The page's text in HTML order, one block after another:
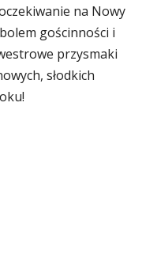
na Nowy
gościnności i
przysmaki
słodkich